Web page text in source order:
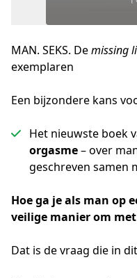
MAN. SEKS. Demissing
exemplaren
Een bijzondere kans
Het nieuwste boek
orgasme– over
geschreven samen
Hoe ga je als man op
veilige manier om
Dat is de vraag die in